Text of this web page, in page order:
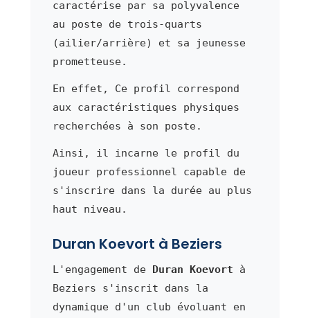
caractérise par sa polyvalence
au poste de trois-quarts
(ailier/arrière) et sa jeunesse
prometteuse.
En effet, Ce profil correspond
aux caractéristiques physiques
recherchées à son poste.
Ainsi, il incarne le profil du
joueur professionnel capable de
s'inscrire dans la durée au plus
haut niveau.
Duran Koevort à Beziers
L'engagement de Duran Koevort à
Beziers s'inscrit dans la
dynamique d'un club évoluant en